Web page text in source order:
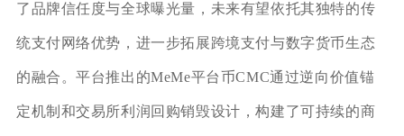
了品牌信任度与全球曝光量，未来有望依托其独特的传
统支付网络优势，进一步拓展跨境支付与数字货币生态
的融合。平台推出的MeMe平台币CMC通过逆向价值锚
定机制和交易所利润回购销毁设计，构建了可持续的商